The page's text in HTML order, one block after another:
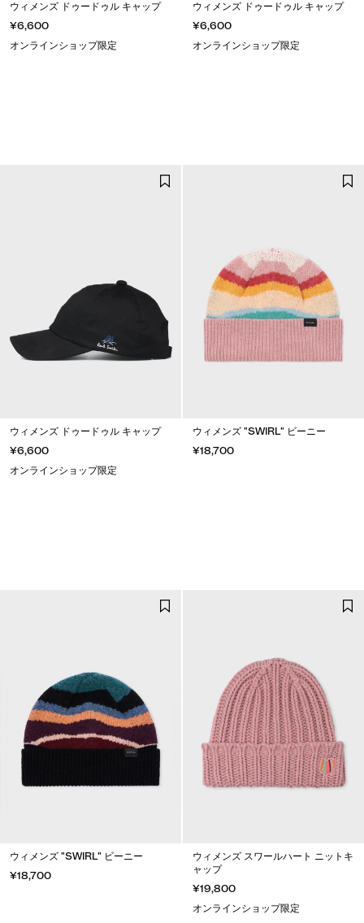
ウィメンズ ドゥードゥル キャップ
¥6,600
オンラインショップ限定
ウィメンズ ドゥードゥル キャップ
¥6,600
オンラインショップ限定
ウィメンズ ドゥードゥル キャップ
¥6,600
オンラインショップ限定
ウィメンズ "SWIRL" ビーニー
¥18,700
ウィメンズ "SWIRL" ビーニー
¥18,700
ウィメンズ スワールハート ニットキ
ャップ
¥19,800
オンラインショップ限定